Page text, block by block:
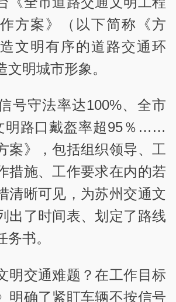
方案》（以下简称《方
文明有序的道路交通环
明城市形象。
号守法率达100%、全市
明路口戴盔率超95％……
案》，包括组织领导、工
措施、工作要求在内的若
清晰可见，为苏州交通文
出了时间表、划定了路线
书。
明交通难题？在工作目标
明确了紧盯车辆不按信号